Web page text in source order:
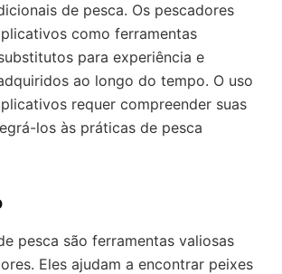
de pesca. Os pescadores
como ferramentas
para experiência e
ao longo do tempo. O uso
requer compreender suas
los às práticas de pesca
pesca são ferramentas valiosas
Eles ajudam a encontrar peixes